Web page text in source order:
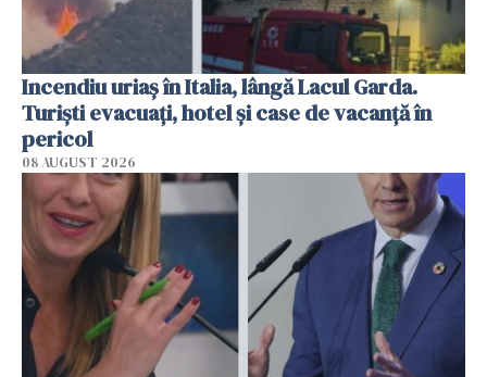
Incendiu uriaș în Italia, lângă Lacul Garda.
Turiști evacuați, hotel și case de vacanță în
pericol
08 AUGUST 2026